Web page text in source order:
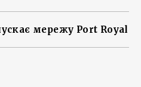
мережу Port Royal